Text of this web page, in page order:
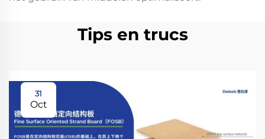
Tips en trucs
31
Oct